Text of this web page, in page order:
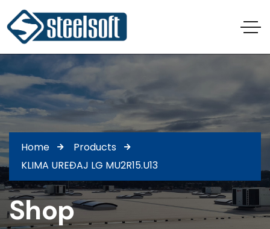
Home
Products
KLIMA UREĐAJ LG MU2R15.U13
Shop